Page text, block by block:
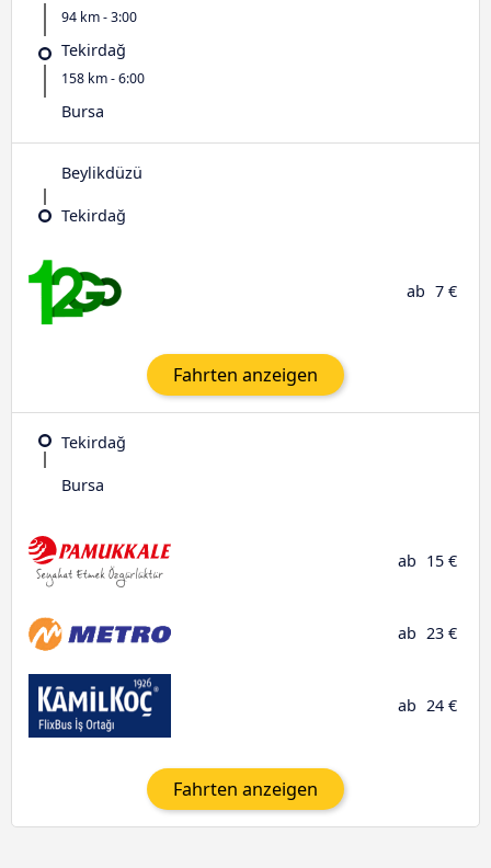
94 km - 3:00
Tekirdağ
158 km - 6:00
Bursa
Beylikdüzü
Tekirdağ
ab 7 €
Fahrten anzeigen
Tekirdağ
Bursa
ab 15 €
ab 23 €
ab 24 €
Fahrten anzeigen